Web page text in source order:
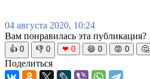
04 августа 2020, 10:24
Вам понравилась эта публикация?
👍 0 👎 0 ❤ 0 😆 0 😡 0 🤔
Поделиться